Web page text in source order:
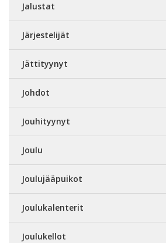
Jalustat
Järjestelijät
Jättityynyt
Johdot
Jouhityynyt
Joulu
Joulujääpuikot
Joulukalenterit
Joulukellot